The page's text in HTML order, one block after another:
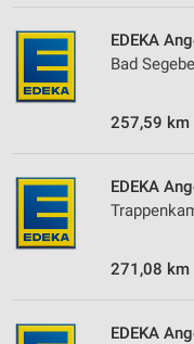
EDEKA
Bad
257,59 km
EDEKA
271,08 km
EDEKA